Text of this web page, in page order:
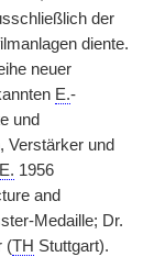
der
diente.
neuer
E.-
und
Verstärker und
E. 1956
and
Medaille; Dr.
(TH Stuttgart).